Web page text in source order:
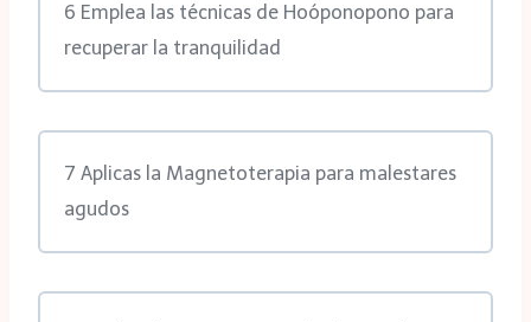
6 Emplea las técnicas de Hoóponopono para
recuperar la tranquilidad
7 Aplicas la Magnetoterapia para malestares
agudos